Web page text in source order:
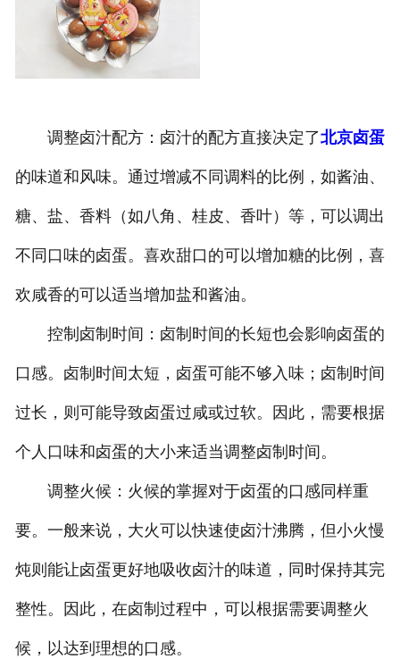
调整卤汁配方：卤汁的配方直接决定了北京卤蛋
的味道和风味。通过增减不同调料的比例，如酱油、
糖、盐、香料（如八角、桂皮、香叶）等，可以调出
不同口味的卤蛋。喜欢甜口的可以增加糖的比例，喜
欢咸香的可以适当增加盐和酱油。
控制卤制时间：卤制时间的长短也会影响卤蛋的
口感。卤制时间太短，卤蛋可能不够入味；卤制时间
过长，则可能导致卤蛋过咸或过软。因此，需要根据
个人口味和卤蛋的大小来适当调整卤制时间。
调整火候：火候的掌握对于卤蛋的口感同样重
要。一般来说，大火可以快速使卤汁沸腾，但小火慢
炖则能让卤蛋更好地吸收卤汁的味道，同时保持其完
整性。因此，在卤制过程中，可以根据需要调整火
候，以达到理想的口感。